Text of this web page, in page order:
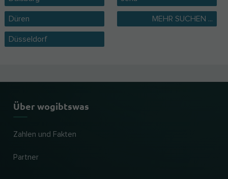
Düren
Düsseldorf
MEHR SUCHEN ...
Über wogibtswas
Zahlen und Fakten
Partner